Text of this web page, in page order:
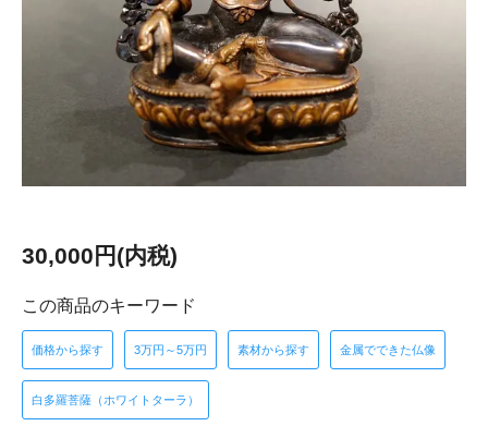
30,000円(内税)
この商品のキーワード
価格から探す 3万円～5万円 素材から探す 金属でできた仏像
白多羅菩薩（ホワイトターラ）